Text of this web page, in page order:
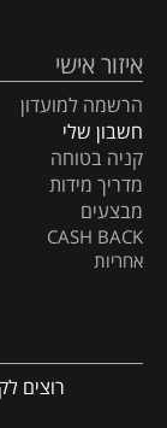
איזור אישי
הרשמה למועדון
חשבון שלי
קניה בטוחה
מדריך מידות
מבצעים
CASH BACK
אחריות
רוצים